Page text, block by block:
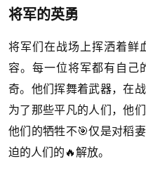
将军的英勇
将军们在战场上挥洒着鲜
容。每一位将军都有自己
奇。他们挥舞着武器，在
为了那些平凡的人们，他
他们的牺牲不🎯仅是对稻
迫的人们的🔥解放。